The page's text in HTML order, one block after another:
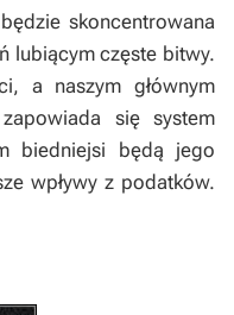
skoncentrowana
lubiącym częste bitwy.
a naszym głównym
się system
biedniejsi będą jego
wpływy z podatków.